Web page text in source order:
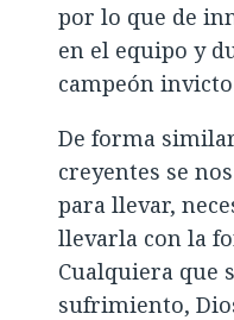
por lo que de
en el equipo y
campeón
De forma
creyentes se
para llevar,
llevarla con la
Cualquiera que
sufrimiento,